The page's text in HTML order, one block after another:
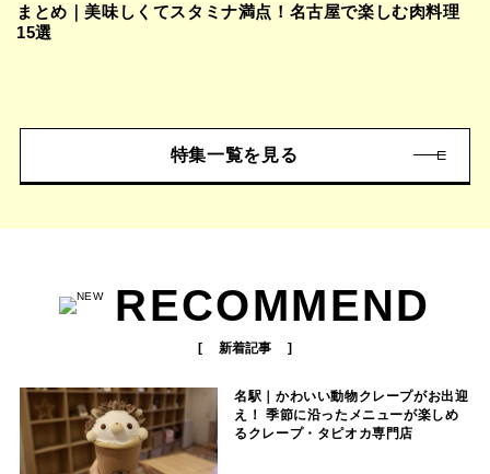
まとめ｜美味しくてスタミナ満点！名古屋で楽しむ肉料理
15選
特集一覧を見る
RECOMMEND
新着記事
名駅｜かわいい動物クレープがお出迎
え！ 季節に沿ったメニューが楽しめ
るクレープ・タピオカ専門店